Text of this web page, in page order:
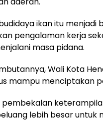
ikan itu
pengalaman kerja
masa pidana.
Wali Kota
mampu menciptakan
pembekalan
lebih besar untuk